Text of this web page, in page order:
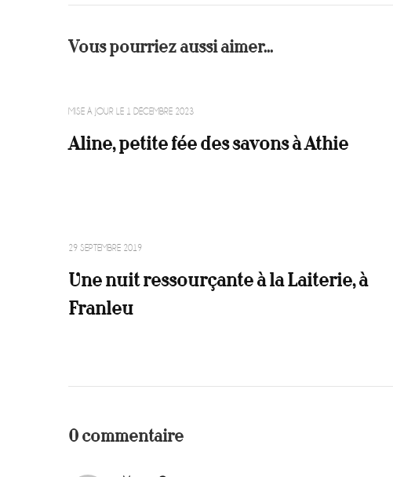
Vous pourriez aussi aimer...
MISE À JOUR LE 1 DÉCEMBRE 2023
Aline, petite fée des savons à Athie
29 SEPTEMBRE 2019
Une nuit ressourçante à la Laiterie, à
Franleu
0 commentaire